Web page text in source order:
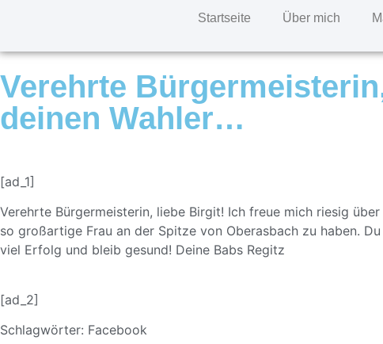
Startseite Über mich
Verehrte
deinen Wahler…
[ad_1]
Verehrte Bürgermeisterin, liebe Birgit! Ich freue mich riesig
so großartige Frau an der Spitze von Oberasbach zu haben.
viel Erfolg und bleib gesund! Deine Babs Regitz
[ad_2]
Schlagwörter: Facebook